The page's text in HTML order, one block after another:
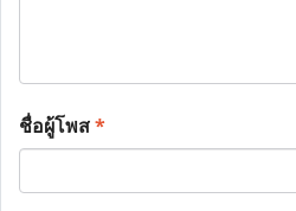
ชื่อผู้โพส*